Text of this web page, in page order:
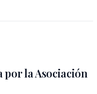
la Asociación